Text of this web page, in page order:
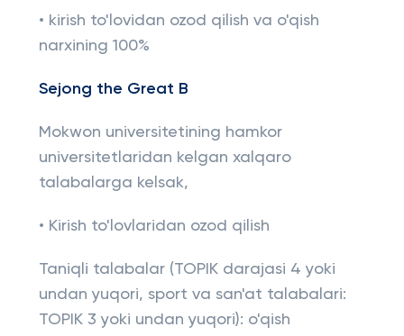
• kirish to'lovidan ozod qilish va o'qish
narxining 100%
Sejong the Great B
Mokwon universitetining hamkor
universitetlaridan kelgan xalqaro
talabalarga kelsak,
• Kirish to'lovlaridan ozod qilish
Taniqli talabalar (TOPIK darajasi 4 yoki
undan yuqori, sport va san'at talabalari:
TOPIK 3 yoki undan yuqori): o'qish